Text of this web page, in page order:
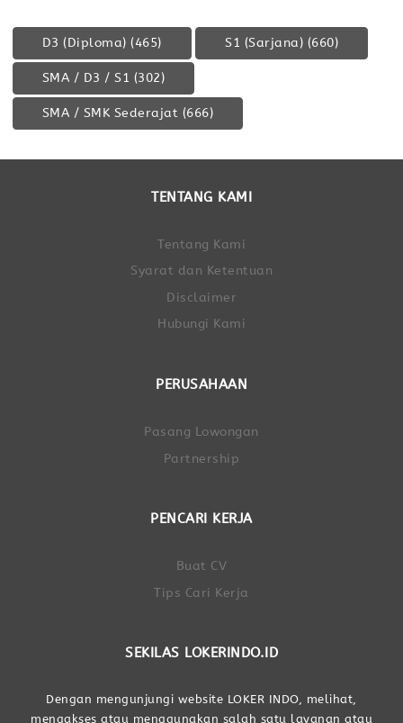
D3 (Diploma) (465) S1 (Sarjana) (660)
SMA / D3 / S1 (302)
SMA / SMK Sederajat (666)
TENTANG KAMI
Tentang Kami
Syarat dan Ketentuan
Disclaimer
Hubungi Kami
PERUSAHAAN
Pasang Lowongan
Partnership
PENCARI KERJA
Buat CV
Tips Cari Kerja
SEKILAS LOKERINDO.ID
Dengan mengunjungi website LOKER INDO, melihat,
mengakses atau menggunakan salah satu layanan atau